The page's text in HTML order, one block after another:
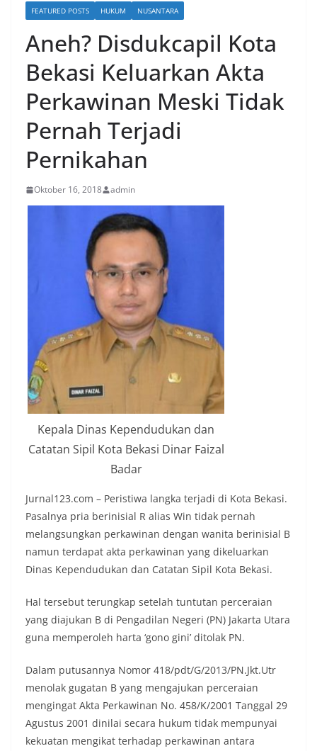
FEATURED POSTS HUKUM NUSANTARA
Aneh? Disdukcapil Kota
Bekasi Keluarkan Akta
Perkawinan Meski Tidak
Pernah Terjadi
Pernikahan
Oktober 16, 2018 admin
Kepala Dinas Kependudukan dan
Catatan Sipil Kota Bekasi Dinar Faizal
Badar
Jurnal123.com – Peristiwa langka terjadi di Kota Bekasi.
Pasalnya pria berinisial R alias Win tidak pernah
melangsungkan perkawinan dengan wanita berinisial B
namun terdapat akta perkawinan yang dikeluarkan
Dinas Kependudukan dan Catatan Sipil Kota Bekasi.
Hal tersebut terungkap setelah tuntutan perceraian
yang diajukan B di Pengadilan Negeri (PN) Jakarta Utara
guna memperoleh harta ‘gono gini’ ditolak PN.
Dalam putusannya Nomor 418/pdt/G/2013/PN.Jkt.Utr
menolak gugatan B yang mengajukan perceraian
mengingat Akta Perkawinan No. 458/K/2001 Tanggal 29
Agustus 2001 dinilai secara hukum tidak mempunyai
kekuatan mengikat terhadap perkawinan antara